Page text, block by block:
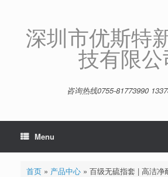
深圳市优斯特
技有限公
咨询热线0755-81773990
Menu
首页» 产品中心» 百级无硫指套 | 高洁净